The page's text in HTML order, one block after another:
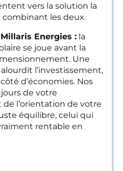
vers la solution la
combinant les deux.
Energies :la
se joue avant la
Une
l’investissement,
d’économies. Nos
de votre
l’orientation de votre
équilibre, celui qui
rentable en